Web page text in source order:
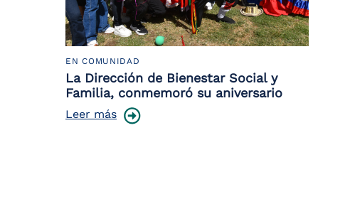
EN COMUNIDAD
La Dirección de Bienestar Social y
Familia, conmemoró su aniversario
Leer más